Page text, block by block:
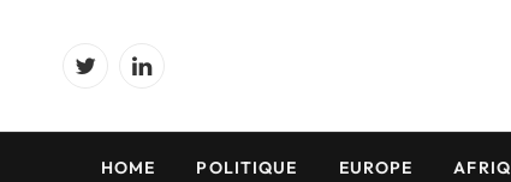
TwitterLinkedIn
HOME POLITIQUE EUROPE